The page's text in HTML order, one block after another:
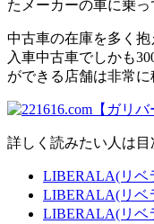
たメーカーの車に乗っ
中古車の在庫を多く
入車中古車でしかも
ができる店舗は非常に
詳しく読みたい人は
LIBERALA(リベ
LIBERALA(リベ
LIBERALA(リベ